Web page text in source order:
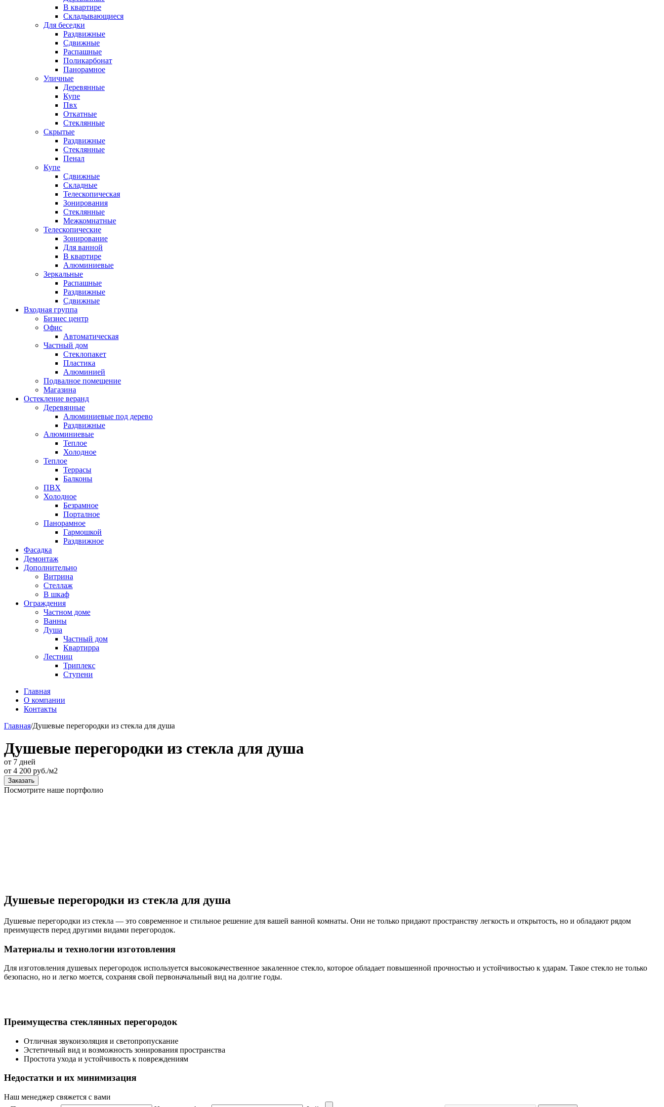
В квартире
Складывающиеся
Для беседки
Раздвижные
Сдвижные
Распашные
Поликарбонат
Панорамное
Уличные
Деревянные
Купе
Пвх
Откатные
Стеклянные
Скрытые
Раздвижные
Стеклянные
Пенал
Купе
Сдвижные
Складные
Телескопическая
Зонирования
Стеклянные
Межкомнатные
Телескопические
Зонирование
Для ванной
В квартире
Алюминиевые
Зеркальные
Распашные
Раздвижные
Сдвижные
Входная группа
Бизнес центр
Офис
Автоматическая
Частный дом
Стеклопакет
Пластика
Алюминией
Подвалное помещение
Магазина
Остекление веранд
Деревянные
Алюминиевые под дерево
Раздвижные
Алюминиевые
Теплое
Холодное
Теплое
Террасы
Балконы
ПВХ
Холодное
Безрамное
Порталное
Панорамное
Гармошкой
Раздвижное
Фасадка
Демонтаж
Дополнительно
Витрина
Стеллаж
В шкаф
Ограждения
Частном доме
Ванны
Душа
Частный дом
Квартирра
Лестниц
Триплекс
Ступени
Главная
О компании
Контакты
Главная/Душевые перегородки из стекла для душа
Душевые перегородки из стекла для душа
от 7 дней
от 4 200 руб./м2
Заказать
Посмотрите наше портфолио
Душевые перегородки из стекла для душа
Душевые перегородки из стекла — это современное и стильное решение для вашей ванной комнаты. Они не только придают пространству легкость и открытость, но и обладают рядом
преимуществ перед другими видами перегородок.
Материалы и технологии изготовления
Для изготовления душевых перегородок используется высококачественное закаленное стекло, которое обладает повышенной прочностью и устойчивостью к ударам. Такое стекло не только
безопасно, но и легко моется, сохраняя свой первоначальный вид на долгие годы.
Преимущества стеклянных перегородок
Отличная звукоизоляция и светопропускание
Эстетичный вид и возможность зонирования пространства
Простота ухода и устойчивость к повреждениям
Недостатки и их минимизация
Наш менеджер свяжется с вами